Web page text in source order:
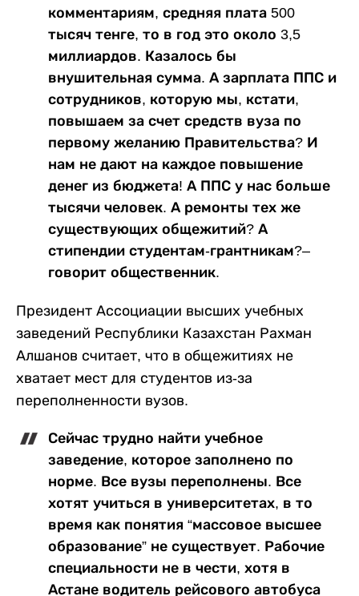
комментариям, средняя плата 500
тысяч тенге, то в год это около 3,5
миллиардов. Казалось бы
внушительная сумма. А зарплата ППС и
сотрудников, которую мы, кстати,
повышаем за счет средств вуза по
первому желанию Правительства? И
нам не дают на каждое повышение
денег из бюджета! А ППС у нас больше
тысячи человек. А ремонты тех же
существующих общежитий? А
стипендии студентам-грантникам?–
говорит общественник.
Президент Ассоциации высших учебных
заведений Республики Казахстан Рахман
Алшанов считает, что в общежитиях не
хватает мест для студентов из-за
переполненности вузов.
Сейчас трудно найти учебное
заведение, которое заполнено по
норме. Все вузы переполнены. Все
хотят учиться в университетах, в то
время как понятия “массовое высшее
образование” не существует. Рабочие
специальности не в чести, хотя в
Астане водитель рейсового автобуса